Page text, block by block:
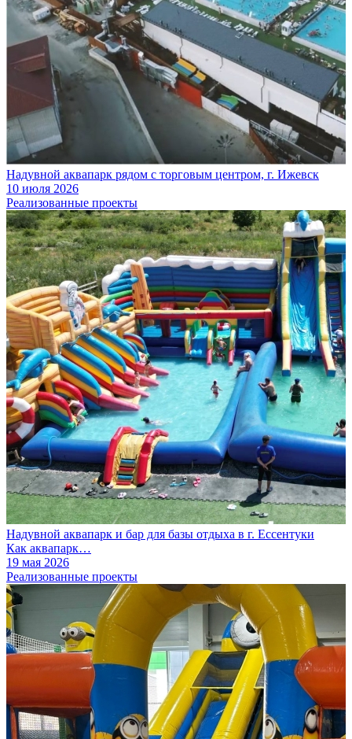
Надувной аквапарк рядом с торговым центром, г. Ижевск
10 июля 2026
Реализованные проекты
Надувной аквапарк и бар для базы отдыха в г. Ессентуки
Как аквапарк…
19 мая 2026
Реализованные проекты